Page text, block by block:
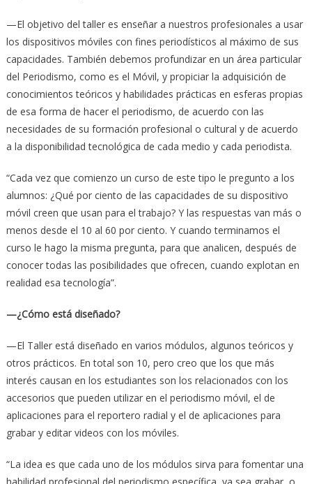
—El objetivo del taller es enseñar a nuestros profesionales a usar
los dispositivos móviles con fines periodísticos al máximo de sus
capacidades. También debemos profundizar en un área particular
del Periodismo, como es el Móvil, y propiciar la adquisición de
conocimientos teóricos y habilidades prácticas en esferas propias
de esa forma de hacer el periodismo, de acuerdo con las
necesidades de su formación profesional o cultural y de acuerdo
a la disponibilidad tecnológica de cada medio y cada periodista.
“Cada vez que comienzo un curso de este tipo le pregunto a los
alumnos: ¿Qué por ciento de las capacidades de su dispositivo
móvil creen que usan para el trabajo? Y las respuestas van más o
menos desde el 10 al 60 por ciento. Y cuando terminamos el
curso le hago la misma pregunta, para que analicen, después de
conocer todas las posibilidades que ofrecen, cuando explotan en
realidad esa tecnología”.
—¿Cómo está diseñado?
—El Taller está diseñado en varios módulos, algunos teóricos y
otros prácticos. En total son 10, pero creo que los que más
interés causan en los estudiantes son los relacionados con los
accesorios que pueden utilizar en el periodismo móvil, el de
aplicaciones para el reportero radial y el de aplicaciones para
grabar y editar videos con los móviles.
“La idea es que cada uno de los módulos sirva para fomentar una
habilidad profesional del periodismo específica, ya sea grabar, o